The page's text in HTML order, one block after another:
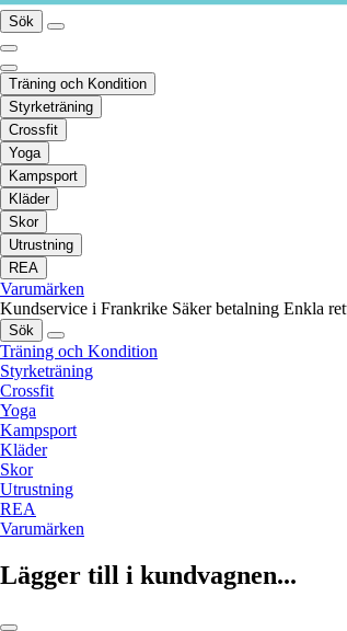
Sök
Träning och Kondition
Styrketräning
Crossfit
Yoga
Kampsport
Kläder
Skor
Utrustning
REA
Varumärken
Kundservice i Frankrike Säker betalning Enkla
Sök
Träning och Kondition
Styrketräning
Crossfit
Yoga
Kampsport
Kläder
Skor
Utrustning
REA
Varumärken
Lägger till i kundvagnen...